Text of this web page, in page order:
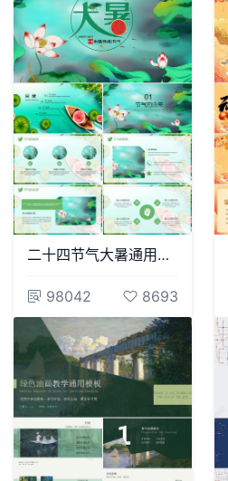
二十四节气大暑通用PPT模板(2)
98042 8693